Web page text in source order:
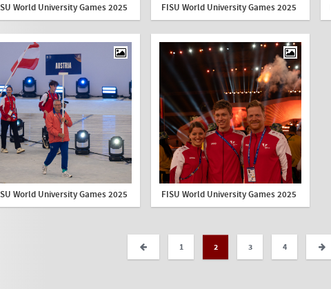
World University Games 2025 FISU World University Games 2025
World University Games 2025 FISU World University Games 2025
1 2 3 4